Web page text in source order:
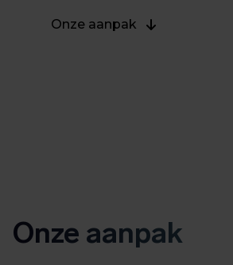
Onze aanpak
Onze aanpak